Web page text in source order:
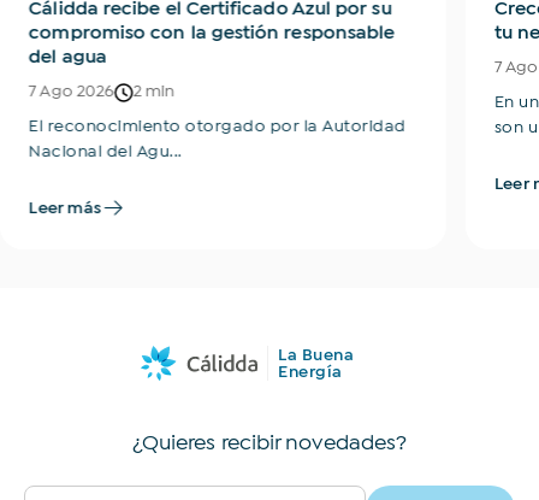
Cálidda recibe el Certificado Azul por su
compromiso con la gestión responsable
del agua
7 Ago 2026 2 min
El reconocimiento otorgado por la Autoridad
Nacional del Agu...
Leer más
tu
7
En
son
Leer
La Buena
Energía
¿Quieres recibir novedades?